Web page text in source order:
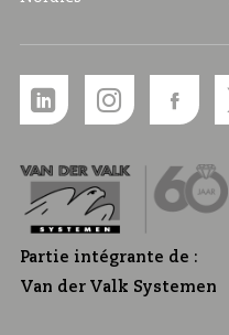
Partie intégrante de :
Van der Valk Systemen